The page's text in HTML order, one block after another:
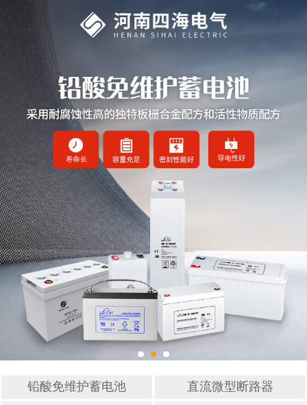
网站首页
直流微型断路器
直流微型继电器
充电模块
监控模块
电流传感器
铅酸免维护蓄电池
直流微型断路器